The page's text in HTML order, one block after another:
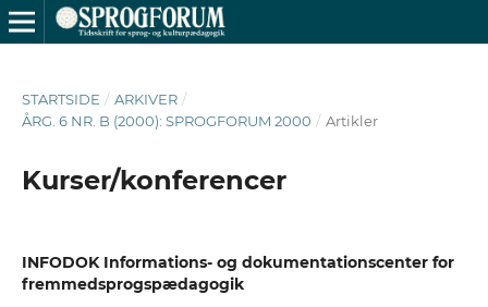
STARTSIDE / ARKIVER /
ÅRG. 6 NR. B (2000): SPROGFORUM 2000 / Artikler
Kurser/konferencer
INFODOK Informations- og dokumentationscenter for
fremmedsprogspædagogik